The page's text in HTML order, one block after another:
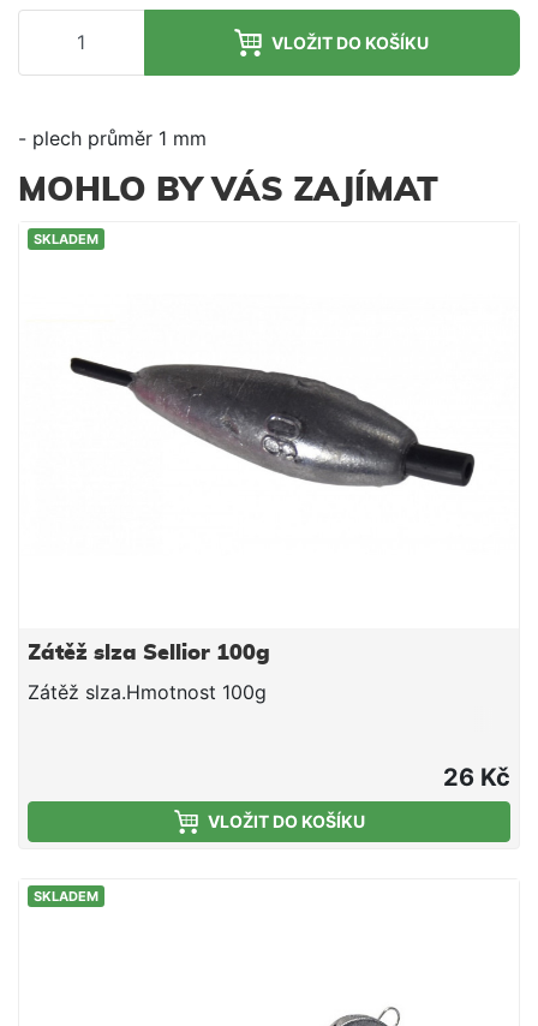
VLOŽIT DO KOŠÍKU
- plech průměr 1 mm
MOHLO BY VÁS ZAJÍMAT
SKLADEM
Zátěž slza Sellior 100g
Zátěž slza.Hmotnost 100g
26 Kč
VLOŽIT DO KOŠÍKU
SKLADEM